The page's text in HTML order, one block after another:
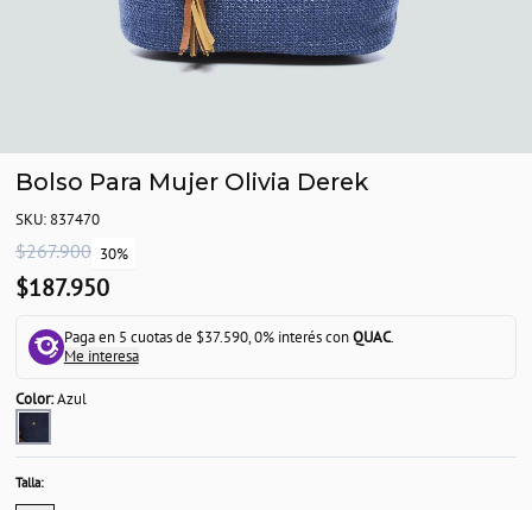
Bolso Para Mujer Olivia Derek
SKU: 837470
$267.900 30%
$187.950
Paga en 5 cuotas de $37.590, 0% interés conQUAC.
Me interesa
Color:Azul
Talla: